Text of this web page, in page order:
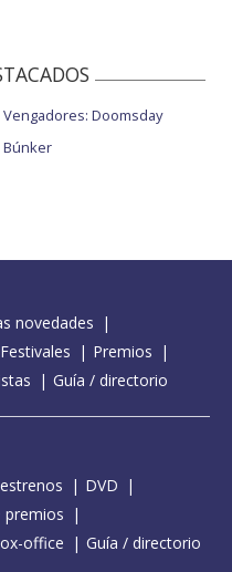
Vengadores: Doomsday
Búnker
novedades
Festivales
Premios
Guía / directorio
DVD
premios
office Guía / directorio